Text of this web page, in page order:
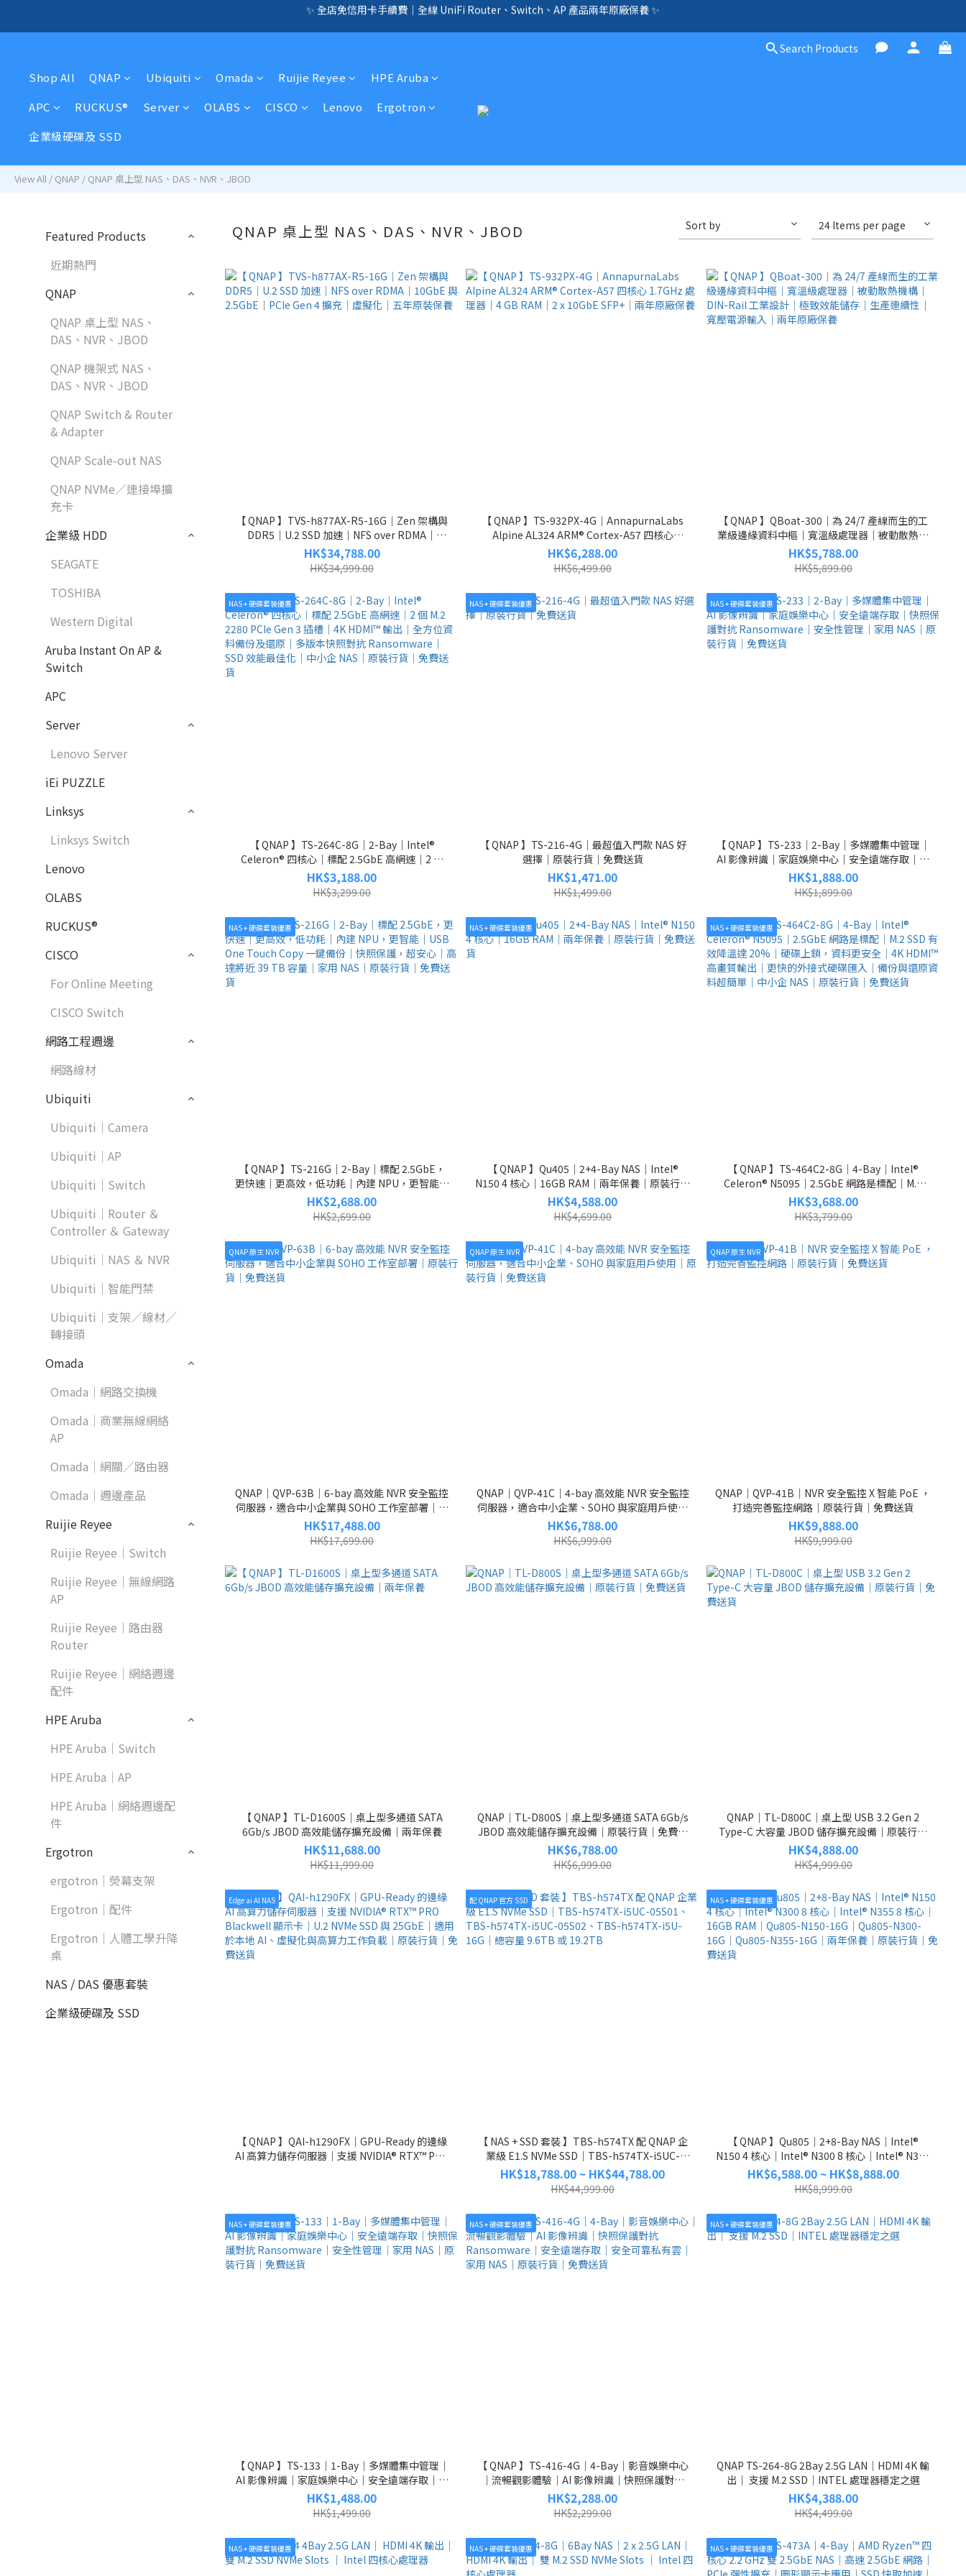
🛍️  全店免信用卡手續費、購物滿 HK$1000，即享免運優惠！（SSD、HDD、UPS 除外）🛍️
☎️ 全店免信用卡手續費｜提供客製化中、小、大型企業網絡、儲存、監控、會議、智能化等方案，歡迎聯絡！☎️
Search Products
Shop All QNAP Ubiquiti Omada Ruijie Reyee
HPE Aruba
APC
RUCKUS® Server OLABS CISCO Lenovo
Ergotron
企業級硬碟及 SSD
View All / QNAP / QNAP 桌上型 NAS、DAS、NVR、JBOD
Featured Products
近期熱門
QNAP
QNAP 桌上型 NAS、
DAS、NVR、JBOD
QNAP 機架式 NAS、
DAS、NVR、JBOD
QNAP Switch & Router
& Adapter
QNAP Scale-out NAS
QNAP NVMe／連接埠擴
充卡
企業級 HDD
SEAGATE
TOSHIBA
Western Digital
Aruba Instant On AP &
Switch
APC
Server
Lenovo Server
iEi PUZZLE
Linksys
Linksys Switch
Lenovo
OLABS
RUCKUS®
CISCO
For Online Meeting
CISCO Switch
網路工程週邊
網路線材
Ubiquiti
Ubiquiti｜Camera
Ubiquiti｜AP
Ubiquiti｜Switch
Ubiquiti｜Router ＆
Controller ＆ Gateway
Ubiquiti｜NAS ＆ NVR
Ubiquiti｜智能門禁
Ubiquiti｜支架／線材／
轉接頭
Omada
Omada｜網路交換機
Omada｜商業無線網絡
AP
Omada｜網關／路由器
Omada｜週邊產品
Ruijie Reyee
Ruijie Reyee｜Switch
Ruijie Reyee｜無線網路
AP
Ruijie Reyee｜路由器
Router
Ruijie Reyee｜網絡週邊
配件
HPE Aruba
HPE Aruba｜Switch
HPE Aruba｜AP
HPE Aruba｜網絡週邊配
件
Ergotron
ergotron｜熒幕支架
Ergotron｜配件
Ergotron｜人體工學升降
桌
NAS / DAS 優惠套裝
企業級硬碟及 SSD
QNAP 桌上型 NAS、DAS、NVR、JBOD Sort by 24 Items per page
【 QNAP 】TVS-h877AX-R5-16G｜Zen 架構與
DDR5｜U.2 SSD 加速｜NFS over RDMA｜
10GbE 與 2.5GbE｜PCIe Gen 4 擴充｜虛擬化｜
五年原裝保養
HK$34,788.00
HK$34,999.00
【 QNAP 】TS-932PX-4G｜AnnapurnaLabs
Alpine AL324 ARM® Cortex-A57 四核心
1.7GHz 處理器｜4 GB RAM｜2 x 10GbE SFP+｜
兩年原廠保養
HK$6,288.00
HK$6,499.00
【 QNAP 】QBoat-300｜為 24/7 產線而生的工
業級邊緣資料中樞｜寬溫級處理器｜被動散熱機
構｜DIN-Rail 工業設計｜極致效能儲存｜生產連
續性｜寬壓電源輸入｜兩年原廠保養
HK$5,788.00
HK$5,899.00
NAS + 硬碟套裝優惠
【 QNAP 】TS-264C-8G｜2-Bay｜Intel®
Celeron® 四核心｜標配 2.5GbE 高網速｜2 個
M.2 2280 PCIe Gen 3 插槽｜4K HDMI™ 輸出｜全
方位資料備份及還原｜多版本快照對抗
Ransomware｜SSD 效能最佳化｜中小企 NAS
｜原裝行貨｜免費送貨
HK$3,188.00
HK$3,299.00
NAS + 硬碟套裝優惠
【 QNAP 】TS-216-4G｜最超值入門款 NAS 好
選擇｜原裝行貨｜免費送貨
HK$1,471.00
HK$1,499.00
NAS + 硬碟套裝優惠
【 QNAP 】TS-233｜2-Bay｜多媒體集中管理｜
AI 影像辨識｜家庭娛樂中心｜安全遠端存取｜快
照保護對抗 Ransomware｜安全性管理｜家用
NAS｜原裝行貨｜免費送貨
HK$1,888.00
HK$1,899.00
NAS + 硬碟套裝優惠
【 QNAP 】TS-216G｜2-Bay｜標配 2.5GbE，
更快速｜更高效，低功耗｜內建 NPU，更智能｜
USB One Touch Copy 一鍵備份｜快照保護，超
安心｜高達將近 39 TB 容量｜家用 NAS｜原裝行
貨｜免費送貨
HK$2,688.00
HK$2,699.00
NAS + 硬碟套裝優惠
【 QNAP 】Qu405｜2+4-Bay NAS｜Intel®
N150 4 核心｜16GB RAM｜兩年保養｜原裝行貨
｜免費送貨
HK$4,588.00
HK$4,699.00
NAS + 硬碟套裝優惠
【 QNAP 】TS-464C2-8G｜4-Bay｜Intel®
Celeron® N5095｜2.5GbE 網路是標配｜M.2
SSD 有效降溫達 20%｜硬碟上鎖，資料更安全｜
4K HDMI™ 高畫質輸出｜更快的外接式硬碟匯入
｜備份與還原資料超簡單｜中小企 NAS｜原裝行
HK$3,688.00
HK$3,799.00
QNAP 原生 NVR
QNAP｜QVP-63B｜6-bay 高效能 NVR 安全監控
伺服器，適合中小企業與 SOHO 工作室部署｜原
裝行貨｜免費送貨
HK$17,488.00
HK$17,699.00
QNAP 原生 NVR
QNAP｜QVP-41C｜4-bay 高效能 NVR 安全監控
伺服器，適合中小企業、SOHO 與家庭用戶使用
｜原裝行貨｜免費送貨
HK$6,788.00
HK$6,999.00
QNAP 原生 NVR
QNAP｜QVP-41B｜NVR 安全監控 X 智能 PoE ，
打造完善監控網路｜原裝行貨｜免費送貨
HK$9,888.00
HK$9,999.00
【 QNAP 】TL-D1600S｜桌上型多通道 SATA
6Gb/s JBOD 高效能儲存擴充設備｜兩年保養
HK$11,688.00
HK$11,999.00
QNAP｜TL-D800S｜桌上型多通道 SATA 6Gb/s
JBOD 高效能儲存擴充設備｜原裝行貨｜免費送
貨
HK$6,788.00
HK$6,999.00
QNAP｜TL-D800C｜桌上型 USB 3.2 Gen 2
Type-C 大容量 JBOD 儲存擴充設備｜原裝行貨
｜免費送貨
HK$4,888.00
HK$4,999.00
Edge ai AI NAS
【 QNAP 】QAI-h1290FX｜GPU-Ready 的邊緣
AI 高算力儲存伺服器｜支援 NVIDIA® RTX™ PRO
配 QNAP 官方 SSD
【 NAS + SSD 套裝 】TBS-h574TX 配 QNAP 企
業級 E1.S NVMe SSD｜TBS-h574TX-i5UC-
05S01、TBS-h574TX-i5UC-05S02、TBS-
h574TX-i5U-16G｜總容量 9.6TB 或 19.2TB
HK$18,788.00 ~ HK$44,788.00
HK$44,999.00
NAS + 硬碟套裝優惠
【 QNAP 】Qu805｜2+8-Bay NAS｜Intel®
N150 4 核心｜Intel® N300 8 核心｜Intel® N355
8 核心｜16GB RAM｜Qu805-N150-16G｜
Qu805-N300-16G｜Qu805-N355-16G｜兩年保
養｜原裝行貨｜免費送貨
HK$6,588.00 ~ HK$8,888.00
HK$8,999.00
NAS + 硬碟套裝優惠
【 QNAP 】TS-133｜1-Bay｜多媒體集中管理｜
AI 影像辨識｜家庭娛樂中心｜安全遠端存取｜快
照保護對抗 Ransomware｜安全性管理｜家用
NAS｜原裝行貨｜免費送貨
HK$1,488.00
HK$1,499.00
NAS + 硬碟套裝優惠
【 QNAP 】TS-416-4G｜4-Bay｜影音娛樂中心
｜流暢觀影體驗｜AI 影像辨識｜快照保護對抗
Ransomware｜安全遠端存取｜安全可靠私有雲
｜家用 NAS｜原裝行貨｜免費送貨
HK$2,288.00
HK$2,299.00
NAS + 硬碟套裝優惠
QNAP TS-264-8G 2Bay 2.5G LAN｜HDMI 4K 輸
出｜ 支援 M.2 SSD｜INTEL 處理器穩定之選
HK$4,388.00
HK$4,499.00
NAS + 硬碟套裝優惠 NAS + 硬碟套裝優惠 NAS + 硬碟套裝優惠